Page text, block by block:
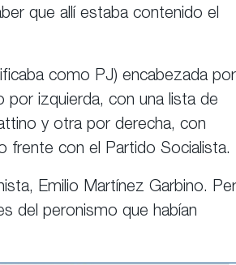
que allí estaba contenido el
como PJ) encabezada por
por izquierda, con una lista de
y otra por derecha, con
frente con el Partido Socialista.
Emilio Martínez Garbino.
del peronismo que habían